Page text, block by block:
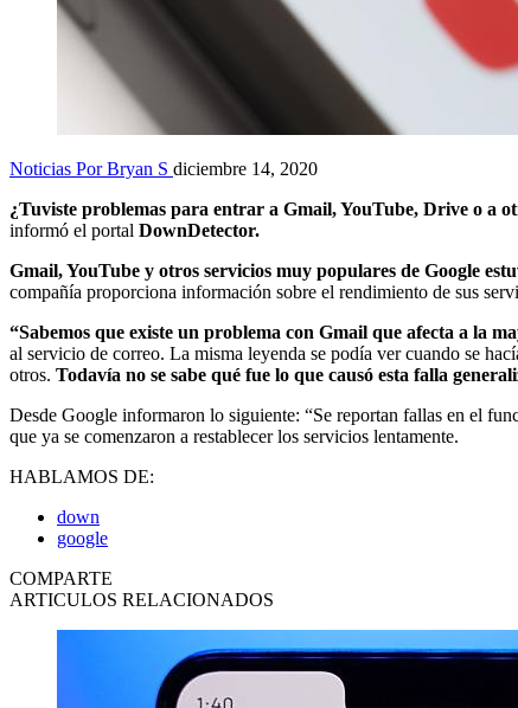
Noticias Por Bryan S diciembre 14, 2020
¿Tuviste problemas para entrar a Gmail, YouTube, Drive o a
informó el portal DownDetector.
Gmail, YouTube y otros servicios muy populares de Google
compañía proporciona información sobre el rendimiento de sus
“Sabemos que existe un problema con Gmail que afecta a la
al servicio de correo. La misma leyenda se podía ver cuando se
otros. Todavía no se sabe qué fue lo que causó esta falla
Desde Google informaron lo siguiente: “Se reportan fallas en el
que ya se comenzaron a restablecer los servicios lentamente.
HABLAMOS DE:
down
google
COMPARTE
ARTICULOS RELACIONADOS